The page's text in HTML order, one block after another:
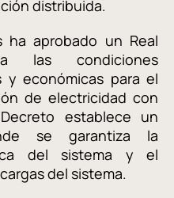
distribuida.
ha aprobado un Real
las condiciones
y económicas para el
de electricidad con
establece un
se garantiza la
del sistema y el
del sistema.